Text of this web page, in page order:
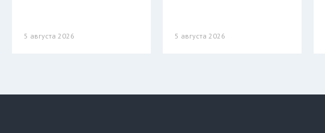
5 августа 2026 5 августа 2026